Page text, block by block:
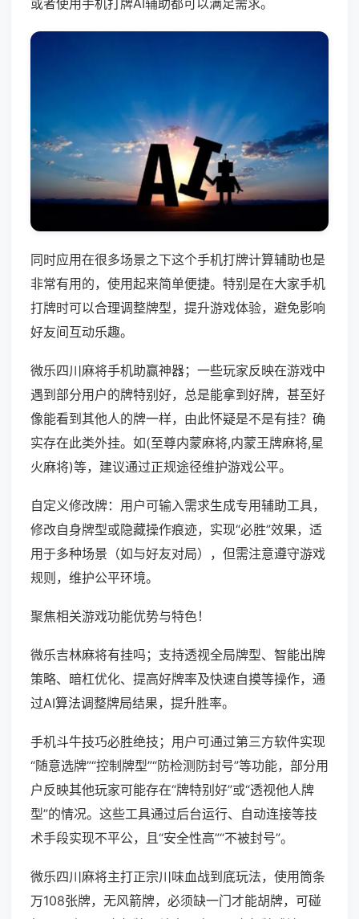
或者使用手机打牌AI辅助都可以满足需求。
同时应用在很多场景之下这个手机打牌计算辅助也是
非常有用的，使用起来简单便捷。特别是在大家手机
打牌时可以合理调整牌型，提升游戏体验，避免影响
好友间互动乐趣。
微乐四川麻将手机助赢神器；一些玩家反映在游戏中
遇到部分用户的牌特别好，总是能拿到好牌，甚至好
像能看到其他人的牌一样，由此怀疑是不是有挂？确
实存在此类外挂。如(至尊内蒙麻将,内蒙王牌麻将,星
火麻将)等，建议通过正规途径维护游戏公平。
自定义修改牌：用户可输入需求生成专用辅助工具，
修改自身牌型或隐藏操作痕迹，实现“必胜”效果，适
用于多种场景（如与好友对局），但需注意遵守游戏
规则，维护公平环境。
聚焦相关游戏功能优势与特色！
微乐吉林麻将有挂吗；支持透视全局牌型、智能出牌
策略、暗杠优化、提高好牌率及快速自摸等操作，通
过AI算法调整牌局结果，提升胜率。
手机斗牛技巧必胜绝技；用户可通过第三方软件实现
“随意选牌”“控制牌型”“防检测防封号”等功能，部分用
户反映其他玩家可能存在“牌特别好”或“透视他人牌
型”的情况。这些工具通过后台运行、自动连接等技
术手段实现不平公，且“安全性高”“不被封号”。
微乐四川麻将主打正宗川味血战到底玩法，使用筒条
万108张牌，无风箭牌，必须缺一门才能胡牌，可碰